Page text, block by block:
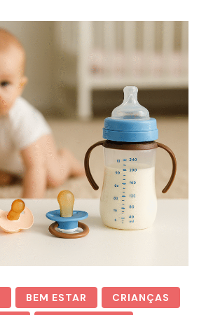
BEM ESTAR
CRIANÇAS